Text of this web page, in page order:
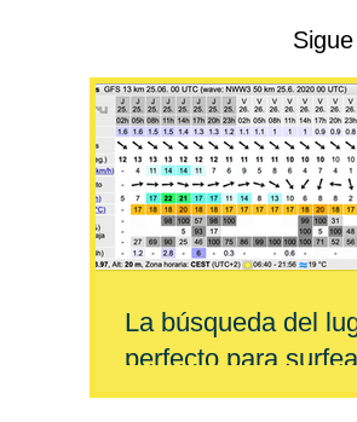
La búsqueda del
perfecto para
Cantabria